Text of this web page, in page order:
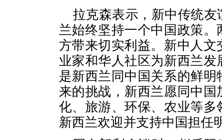
拉克森表示，新中传统
兰始终坚持一个中国政策
方带来切实利益。新中人
业家和华人社区为新西兰
是新西兰同中国关系的鲜
来的挑战，新西兰愿同中
化、旅游、环保、农业等
新西兰欢迎并支持中国担任